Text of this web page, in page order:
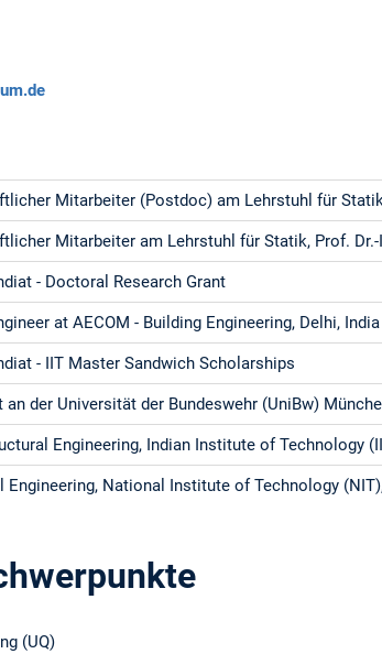
Mitarbeiter (Postdoc) am Lehrstuhl für
Mitarbeiter am Lehrstuhl für Statik, Prof. Dr.-
- Doctoral Research Grant
at AECOM - Building Engineering, Delhi, India
- IIT Master Sandwich Scholarships
an der Universität der Bundeswehr (UniBw)
Engineering, Indian Institute of Technology
Engineering, National Institute of Technology
(UQ)